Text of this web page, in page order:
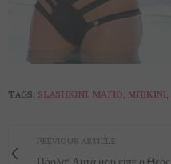
TAGS: SLASHKINI, ΜΑΓΙΌ, ΜΠΙΚΊΝΙ,
PREVIOUS ARTICLE